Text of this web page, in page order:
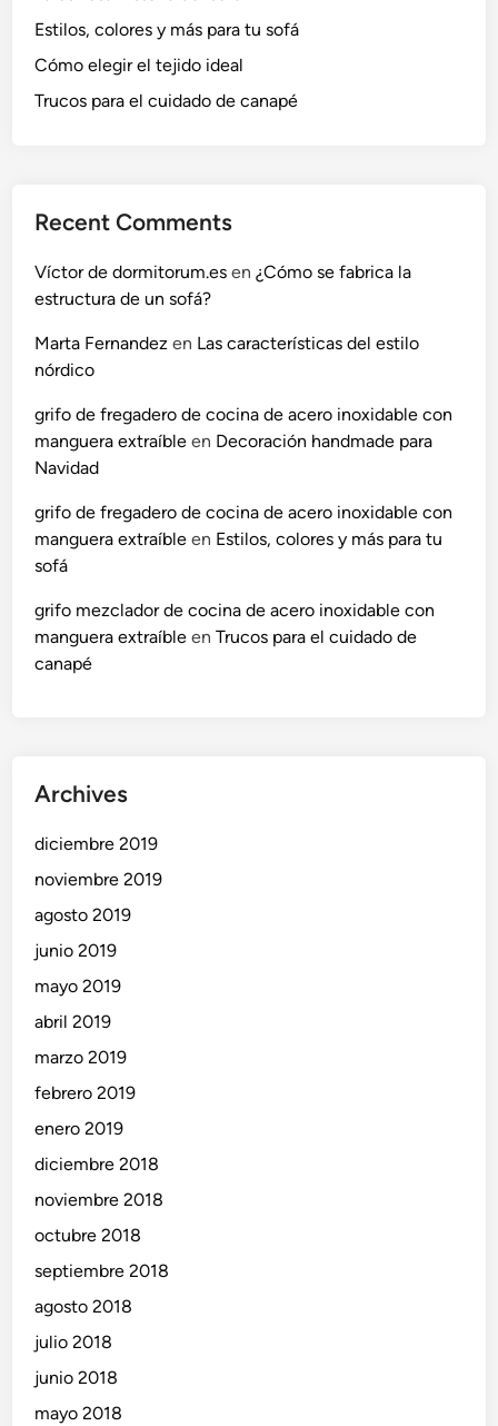
Estilos, colores y más para tu sofá
Cómo elegir el tejido ideal
Trucos para el cuidado de canapé
Recent Comments
Víctor de dormitorum.es en¿Cómo se fabrica la
estructura de un sofá?
Marta Fernandez en Las características del estilo
nórdico
grifo de fregadero de cocina de acero inoxidable con
manguera extraíble en Decoración handmade para
Navidad
grifo de fregadero de cocina de acero inoxidable con
manguera extraíble en Estilos, colores y más para tu
sofá
grifo mezclador de cocina de acero inoxidable con
manguera extraíble enTrucos para el cuidado de
canapé
Archives
diciembre 2019
noviembre 2019
agosto 2019
junio 2019
mayo 2019
abril 2019
marzo 2019
febrero 2019
enero 2019
diciembre 2018
noviembre 2018
octubre 2018
septiembre 2018
agosto 2018
julio 2018
junio 2018
mayo 2018